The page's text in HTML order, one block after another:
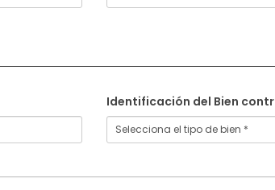
Identificación del Bien